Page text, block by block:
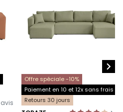
avis
Offre spéciale -10%
Paiement en 10 et 12x sans frais
Retours 30 jours
